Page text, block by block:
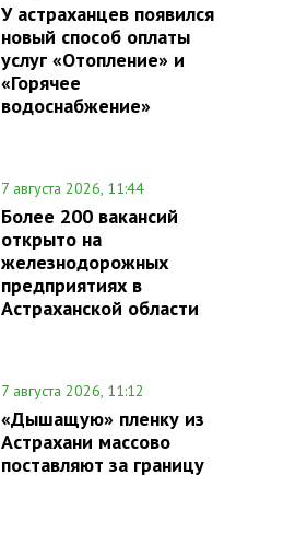
У астраханцев появился
новый способ оплаты
услуг «Отопление» и
«Горячее
водоснабжение»
7 августа 2026, 11:44
Более 200 вакансий
открыто на
железнодорожных
предприятиях в
Астраханской области
7 августа 2026, 11:12
«Дышащую» пленку из
Астрахани массово
поставляют за границу